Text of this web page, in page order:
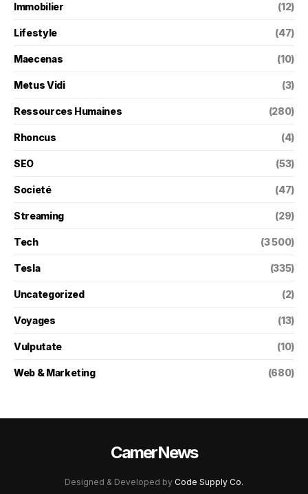
Immobilier (12)
Lifestyle (47)
Maecenas (10)
Metus Vidi (3)
Ressources Humaines (280)
Rhoncus (4)
SEO (53)
Societé (47)
Streaming (29)
Tech (3 500)
Tesla (335)
Uncategorized (2)
Voyages (13)
Vulputate (10)
Web & Marketing (680)
CamerNews
Designed & Developed by Code Supply Co.